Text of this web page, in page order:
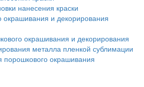
нанесения краски
окрашивания и декорирования
окрашивания и декорирования
металла пленкой сублимации
порошкового окрашивания